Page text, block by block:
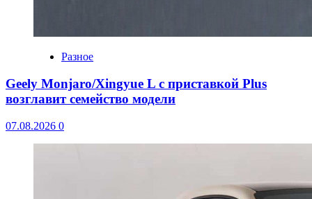
Разное
Geely Monjaro/Xingyue L с приставкой Plus
возглавит семейство модели
07.08.2026 0